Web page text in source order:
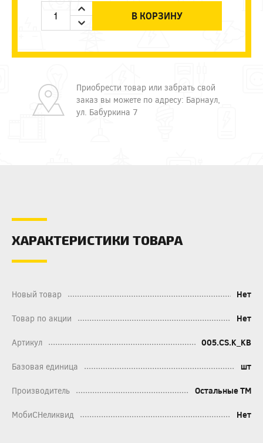
В КОРЗИНУ
Приобрести товар или забрать свой
заказ вы можете по адресу: Барнаул,
ул. Бабуркина 7
ХАРАКТЕРИСТИКИ ТОВАРА
Новый товар Нет
Товар по акции Нет
Артикул 005.CS.K_KB
Базовая единица шт
Производитель Остальные ТМ
МобиСНеликвид Нет